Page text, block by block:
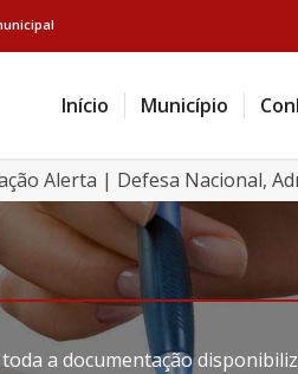
Início Município
Alerta | Defesa Nacional,
a documentação